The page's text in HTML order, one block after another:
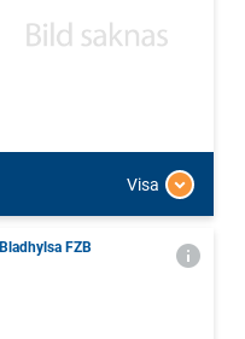
Visa
Bladhylsa FZB